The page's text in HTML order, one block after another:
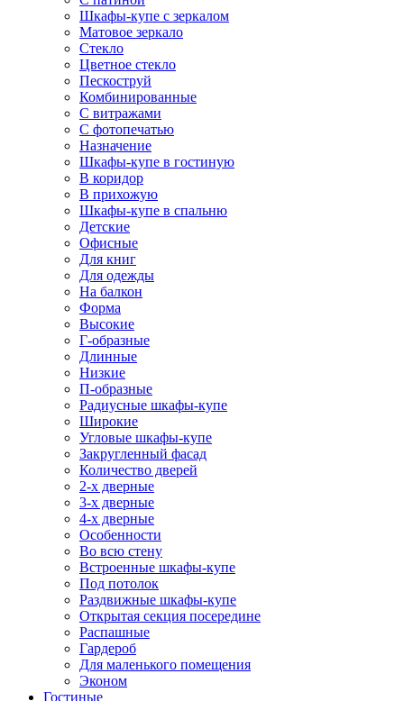
Шкафы-купе с зеркалом
Матовое зеркало
Стекло
Цветное стекло
Пескоструй
Комбинированные
С витражами
С фотопечатью
Назначение
Шкафы-купе в гостиную
В коридор
В прихожую
Шкафы-купе в спальню
Детские
Офисные
Для книг
Для одежды
На балкон
Форма
Высокие
Г-образные
Длинные
Низкие
П-образные
Радиусные шкафы-купе
Широкие
Угловые шкафы-купе
Закругленный фасад
Количество дверей
2-х дверные
3-х дверные
4-х дверные
Особенности
Во всю стену
Встроенные шкафы-купе
Под потолок
Раздвижные шкафы-купе
Открытая секция посередине
Распашные
Гардероб
Для маленького помещения
Эконом
Гостиные